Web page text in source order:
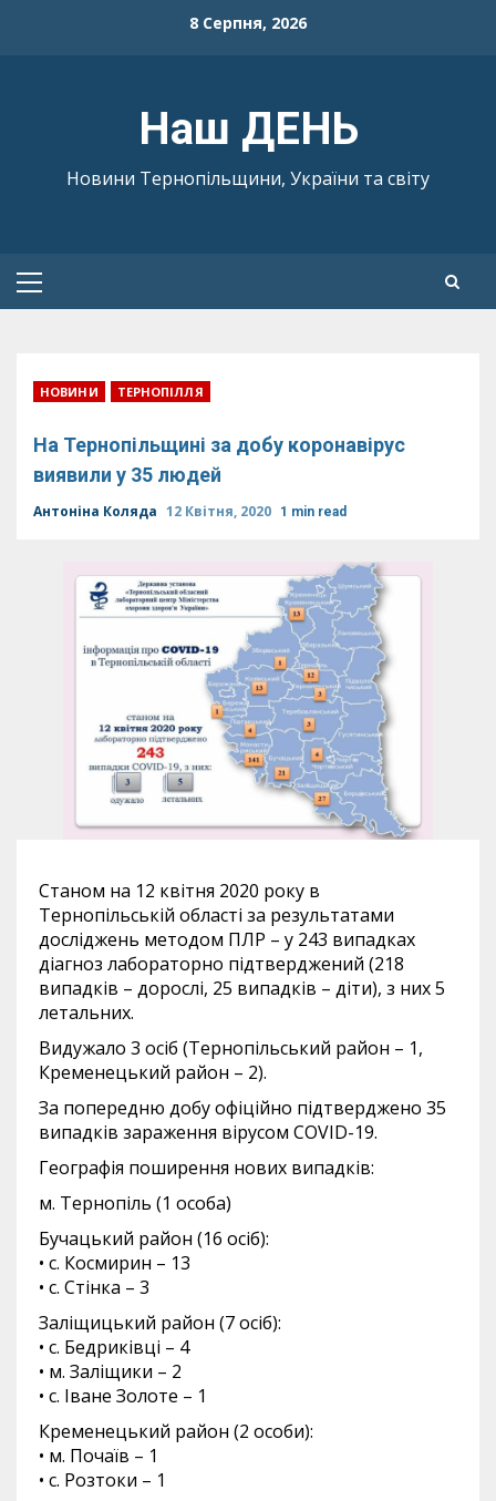
8 Серпня, 2026
Наш ДЕНЬ
Новини Тернопільщини, України та світу
Primary
НОВИНИ ТЕРНОПІЛЛЯ
На Тернопільщині за добу коронавірус
виявили у 35 людей
Антоніна Коляда 12 Квітня, 2020 1 min read
Станом на 12 квітня 2020 року в
Тернопільській області за результатами
досліджень методом ПЛР – у 243 випадках
діагноз лабораторно підтверджений (218
випадків – дорослі, 25 випадків – діти), з них 5
летальних.
Видужало 3 осіб (Тернопільський район – 1,
Кременецький район – 2).
За попередню добу офіційно підтверджено 35
випадків зараження вірусом COVID-19.
Географія поширення нових випадків:
м. Тернопіль (1 особа)
Бучацький район (16 осіб):
• с. Космирин – 13
• с. Стінка – 3
Заліщицький район (7 осіб):
• с. Бедриківці – 4
• м. Заліщики – 2
• с. Іване Золоте – 1
Кременецький район (2 особи):
• м. Почаїв – 1
• с. Розтоки – 1